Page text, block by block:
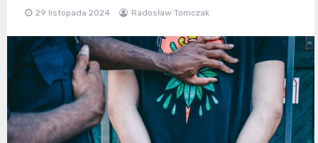
29 listopada 2024 Radosław Tomczak